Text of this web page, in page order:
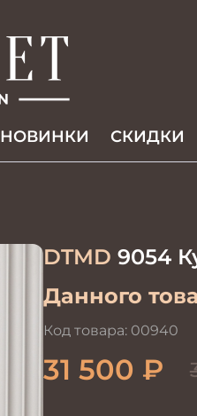
НОВИНКИ СКИДКИ
DTMD 9054
Данного
Код товара: 00940
31 500 ₽